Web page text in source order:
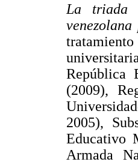
La triada
República
(2009),
2005),
Educativo
Armada